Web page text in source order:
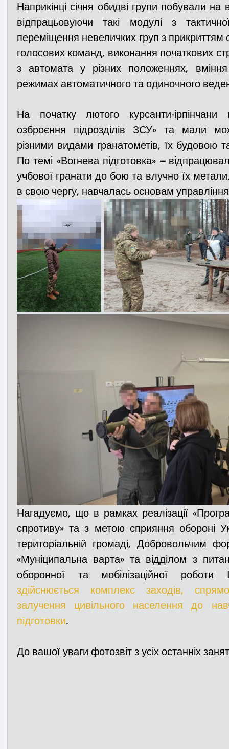
Курс спротиву Цивільний захист
Громадське формування
Наприкінці січня обидві групи побували на
відпрацьовуючи такі модулі з
переміщення невеличких груп з
голосових команд, виконання початкових
з автомата у різних положеннях,
режимах автоматичного та одиночного
На початку лютого курсанти-
озброєння підрозділів ЗСУ» та мали
різними видами гранатометів, їх будовою
По темі «Вогнева підготовка» –
учбової гранати до бою та влучно їх
в свою чергу, навчалась основам
Нагадуємо, що в рамках реалізації
спротиву» та з метою сприяння обороні
територіальній громаді, Добровольчим
«Муніципальна варта» та відділом з
здійснюється комплекс заходів,
залучення цивільного населення до
підготовки.
До вашої уваги фотозвіт з усіх останніх